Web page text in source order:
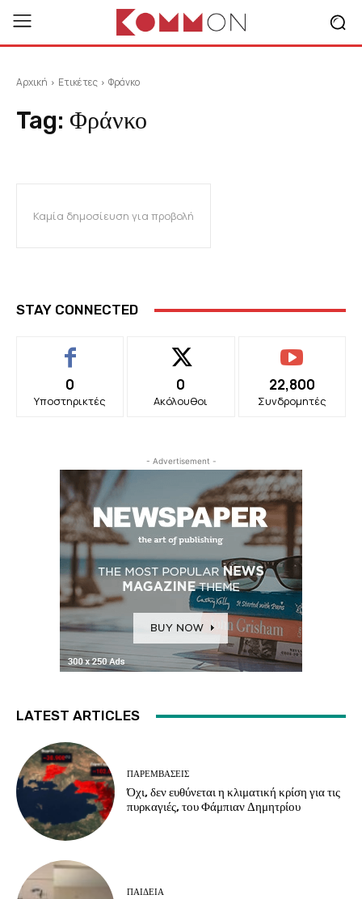
Αρχική Ετικέτες Φράνκο
Tag: Φράνκο
Καμία δημοσίευση για προβολή
STAY CONNECTED
0
Υποστηρικτές
0
Ακόλουθοι
22,800
Συνδρομητές
- Advertisement -
LATEST ARTICLES
ΠΑΡΕΜΒΑΣΕΙΣ
Όχι, δεν ευθύνεται η κλιματική κρίση για τις
πυρκαγιές, του Φάμπιαν Δημητρίου
ΠΑΙΔΕΙΑ